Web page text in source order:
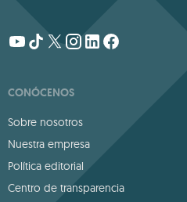
CONÓCENOS
Sobre nosotros
Nuestra empresa
Política editorial
Centro de transparencia